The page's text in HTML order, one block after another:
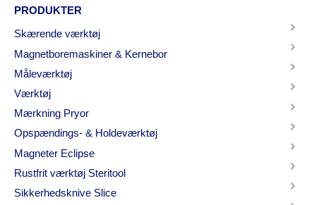
PRODUKTER
Skærende værktøj
Magnetboremaskiner & Kernebor
Måleværktøj
Værktøj
Mærkning Pryor
Opspændings- & Holdeværktøj
Magneter Eclipse
Rustfrit værktøj Steritool
Sikkerhedsknive Slice